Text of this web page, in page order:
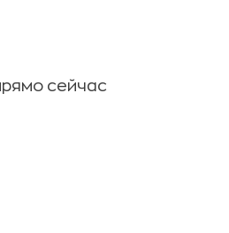
сейчас